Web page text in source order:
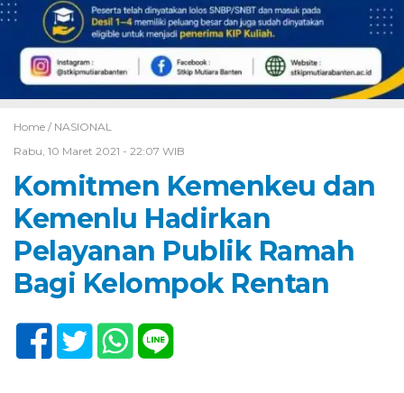
Home / NASIONAL
Rabu, 10 Maret 2021 - 22:07 WIB
Komitmen Kemenkeu dan
Kemenlu Hadirkan
Pelayanan Publik Ramah
Bagi Kelompok Rentan